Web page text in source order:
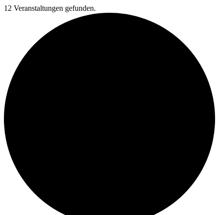
12 Veranstaltungen gefunden.